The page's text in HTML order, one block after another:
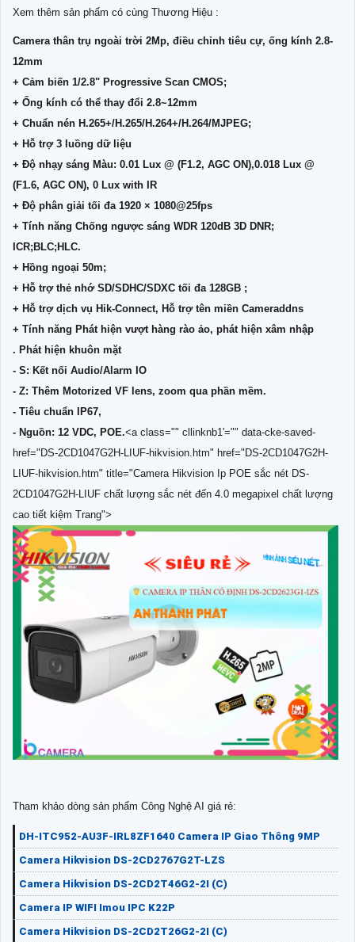
Xem thêm sản phẩm có cùng Thương Hiệu :
Camera thân trụ ngoài trời 2Mp, điều chỉnh tiêu cự, ống kính 2.8-
12mm
+ Cảm biến 1/2.8" Progressive Scan CMOS;
+ Ống kính có thể thay đổi 2.8~12mm
+ Chuẩn nén H.265+/H.265/H.264+/H.264/MJPEG;
+ Hỗ trợ 3 luồng dữ liệu
+ Độ nhạy sáng Màu: 0.01 Lux @ (F1.2, AGC ON),0.018 Lux @
(F1.6, AGC ON), 0 Lux with IR
+ Độ phân giải tối đa 1920 × 1080@25fps
+ Tính năng Chống ngược sáng WDR 120dB 3D DNR;
ICR;BLC;HLC.
+ Hồng ngoại 50m;
+ Hỗ trợ thẻ nhớ SD/SDHC/SDXC tối đa 128GB ;
+ Hỗ trợ dịch vụ Hik-Connect, Hỗ trợ tên miền Cameraddns
+ Tính năng Phát hiện vượt hàng rào ảo, phát hiện xâm nhập
. Phát hiện khuôn mặt
- S: Kết nối Audio/Alarm IO
- Z: Thêm Motorized VF lens, zoom qua phần mềm.
- Tiêu chuẩn IP67,
- Nguồn: 12 VDC, POE.<a class="" cllinknb1'="" data-cke-saved-
href="DS-2CD1047G2H-LIUF-hikvision.htm" href="DS-2CD1047G2H-
LIUF-hikvision.htm" title="Camera Hikvision Ip POE sắc nét DS-
2CD1047G2H-LIUF chất lượng sắc nét đến 4.0 megapixel chất lượng
cao tiết kiệm Trang">
Tham khảo dòng sản phẩm Công Nghệ AI giá rẻ:
DH-ITC952-AU3F-IRL8ZF1640 Camera IP Giao Thông 9MP
Camera Hikvision DS-2CD2767G2T-LZS
Camera Hikvision DS-2CD2T46G2-2I (C)
Camera IP WIFI Imou IPC K22P
Camera Hikvision DS-2CD2T26G2-2I (C)